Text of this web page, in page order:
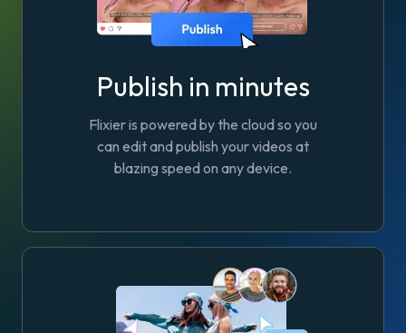
Publish in minutes
Flixier is powered by the cloud so you
can edit and publish your videos at
blazing speed on any device.